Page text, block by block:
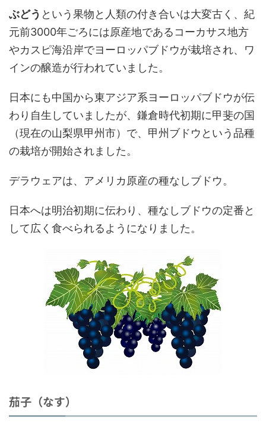
ぶどう という果物と人類の付き合いは大変古く、紀
元前3000年ごろには原産地であるコーカサス地方
やカスピ海沿岸でヨーロッパブドウが栽培され、ワ
インの醸造が行われていました。
日本にも中国から東アジア系ヨーロッパブドウが伝
わり自生していましたが、鎌倉時代初期に甲斐の国
（現在の山梨県甲州市）で、甲州ブドウという品種
の栽培が開始されました。
デラウェアは、アメリカ原産の種なしブドウ。
日本へは明治初期に伝わり、種なしブドウの定番と
して広く食べられるようになりました。
茄子（なす）